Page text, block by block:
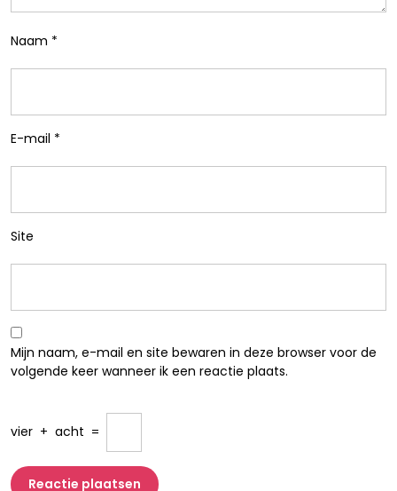
Naam *
E-mail *
Site
Mijn naam, e-mail en site bewaren in deze browser voor de
volgende keer wanneer ik een reactie plaats.
vier + acht =